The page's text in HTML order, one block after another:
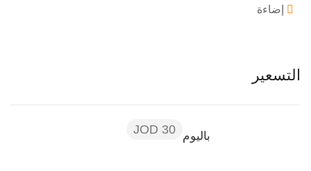
إضاءة
التسعير
باليوم 30 JOD